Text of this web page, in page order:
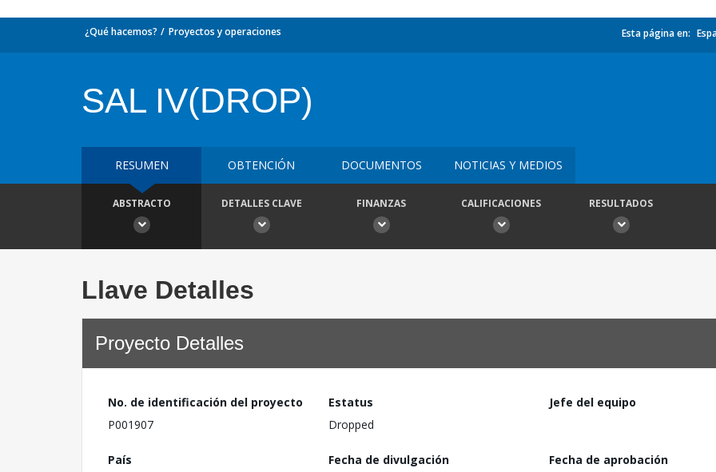
¿Qué hacemos? Proyectos y operaciones Esta página en:
SAL IV(DROP)
RESUMEN OBTENCIÓN DOCUMENTOS NOTICIAS Y MEDIOS
ABSTRACTO DETALLES CLAVE FINANZAS CALIFICACIONES RESULTADOS
Llave Detalles
Proyecto Detalles
No. de identificación del proyecto
P001907
Estatus
Dropped
Jefe del equipo
País
Fecha de divulgación
Fecha de aprobación